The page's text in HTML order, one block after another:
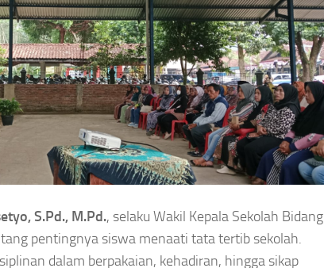
S.Pd., M.Pd., selaku Wakil Kepala Sekolah Bidang
pentingnya siswa menaati tata tertib sekolah.
dalam berpakaian, kehadiran, hingga sikap